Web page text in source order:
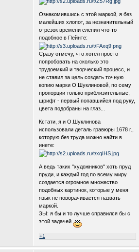
Ознакомившись с этой маркой, я без
малейших хлопот, за незначительный
отрезок времени слепил что-то
подобное в Пейнте:
Сразу отмечу, что хотел просто
попробовать на сколько это
трудоемкий и творческий процесс, и
не ставил за цель создать точную
копию марки О.Шуклиновой, по сему
пропорции только приблизительные,
шрифт - первый попавшийся под руку,
цвета подобраны на глаз...
Кстати, я и О.Шуклинова
использовали деталь гравюры 1678 г.,
которую без труда можно найти в
инете:
А ведь таких "художников" хоть пруд
пруди, и каждый год по всему миру
создается огромное множество
подобных картинок, которые у меня
язык не поворачивается назвать
маркой.
ЗЫ: я бы и то лучше справился бы с
этой задачей
+1